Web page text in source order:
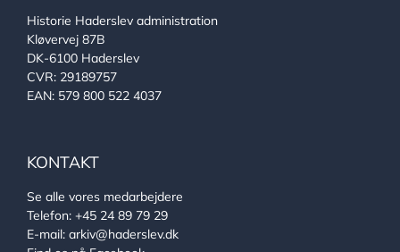
Historie Haderslev administration
Kløvervej 87B
DK-6100 Haderslev
CVR: 29189757
EAN: 579 800 522 4037
KONTAKT
Se alle vores medarbejdere
Telefon: +45 24 89 79 29
E-mail: arkiv@haderslev.dk